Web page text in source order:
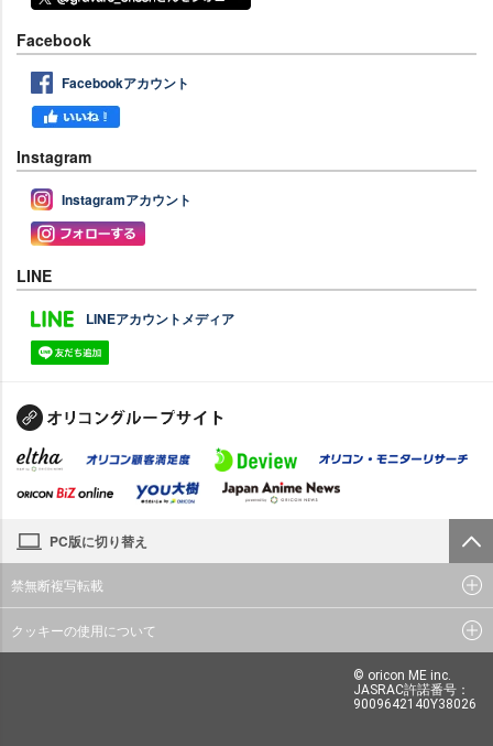
Facebook
Facebookアカウント
Instagram
Instagramアカウント
LINE
LINEアカウントメディア
PC版に切り替え
禁無断複写転載
クッキーの使用について
© oricon ME inc.
JASRAC許諾番号：
9009642140Y38026